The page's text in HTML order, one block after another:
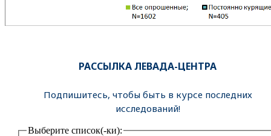
РАССЫЛКА ЛЕВАДА-ЦЕНТРА
Подпишитесь, чтобы быть в курсе последних
исследований!
Выберите список(-ки):